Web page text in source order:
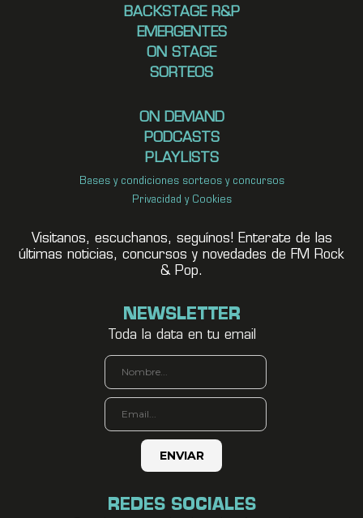
BACKSTAGE R&P
EMERGENTES
ON STAGE
SORTEOS
ON DEMAND
PODCASTS
PLAYLISTS
Bases y condiciones sorteos y concursos
Privacidad y Cookies
Visitanos, escuchanos, seguínos! Enterate de las
últimas noticias, concursos y novedades de FM Rock
& Pop.
NEWSLETTER
Toda la data en tu email
REDES SOCIALES